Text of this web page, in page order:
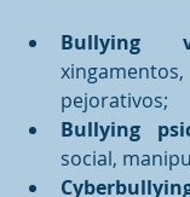
Bullying
pejorativos;
Bullying
social,